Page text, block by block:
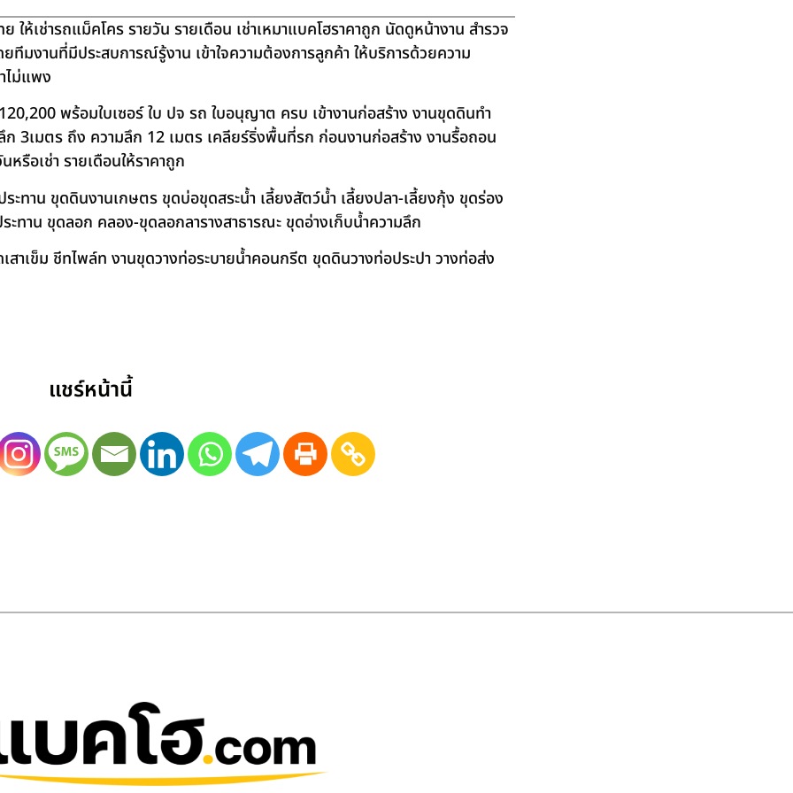
ห้เช่ารถแม็คโคร รายวัน รายเดือน เช่าเหมาแบคโฮราคาถูก นัดดูหน้างาน สำรวจ
ทีมงานที่มีประสบการณ์รู้งาน เข้าใจความต้องการลูกค้า ให้บริการด้วยความ
ไม่แพง
พร้อมใบเซอร์ ใบ ปจ รถ ใบอนุญาต ครบ เข้างานก่อสร้าง งานขุดดินทำ
ก 3เมตร ถึง ความลึก 12 เมตร เคลียร์ริ่งพื้นที่รก ก่อนงานก่อสร้าง งานรื้อถอน
รือเช่า รายเดือนให้ราคาถูก
ะทาน ขุดดินงานเกษตร ขุดบ่อขุดสระน้ำ เลี้ยงสัตว์น้ำ เลี้ยงปลา-เลี้ยงกุ้ง ขุดร่อง
ทาน ขุดลอก คลอง-ขุดลอกลารางสาธารณะ ขุดอ่างเก็บน้ำความลึก
าเข็ม ชีทไพล์ท งานขุดวางท่อระบายน้ำคอนกรีต ขุดดินวางท่อประปา วางท่อส่ง
แชร์หน้านี้